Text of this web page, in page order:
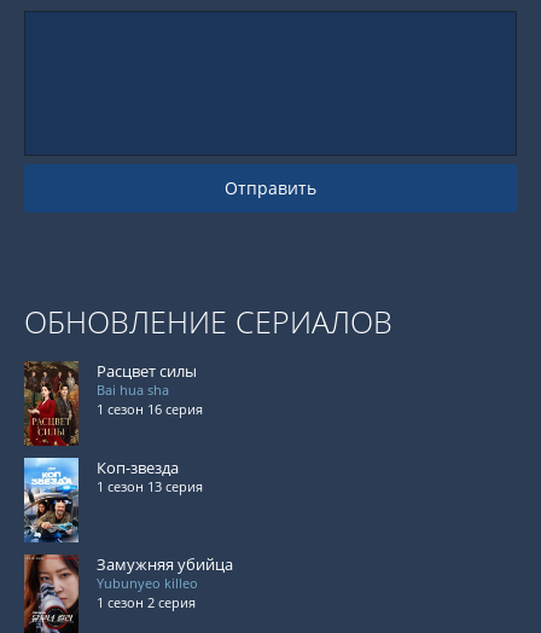
Отправить
ОБНОВЛЕНИЕ СЕРИАЛОВ
Расцвет силы
Bai hua sha
1 сезон 16 серия
Коп-звезда
1 сезон 13 серия
Замужняя убийца
Yubunyeo killeo
1 сезон 2 серия